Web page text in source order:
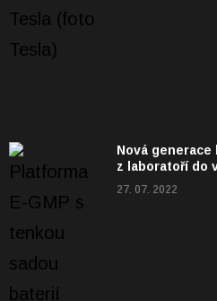
Nová
z laboratoří do
27. 07. 2022